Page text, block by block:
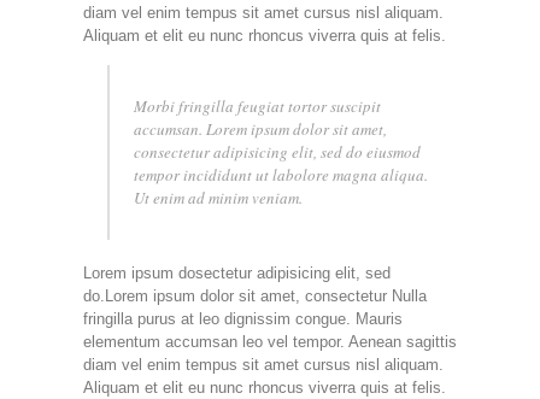
diam vel enim tempus sit amet cursus nisl aliquam.
Aliquam et elit eu nunc rhoncus viverra quis at felis.
Morbi fringilla feugiat tortor suscipit
accumsan. Lorem ipsum dolor sit amet,
consectetur adipisicing elit, sed do eiusmod
tempor incididunt ut labolore magna aliqua.
Ut enim ad minim veniam.
Lorem ipsum dosectetur adipisicing elit, sed
do.Lorem ipsum dolor sit amet, consectetur Nulla
fringilla purus at leo dignissim congue. Mauris
elementum accumsan leo vel tempor. Aenean sagittis
diam vel enim tempus sit amet cursus nisl aliquam.
Aliquam et elit eu nunc rhoncus viverra quis at felis.